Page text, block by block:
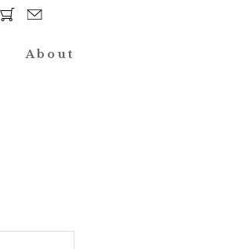
About